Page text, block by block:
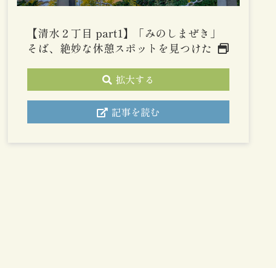
【清水２丁目 part1】「みのしまぜき」
そば、絶妙な休憩スポットを見つけた
拡大する
記事を読む